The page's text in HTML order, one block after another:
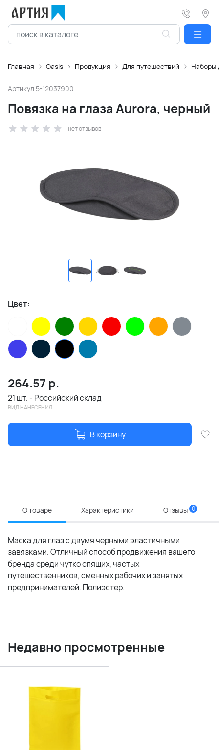
Главная Oasis Продукция Для путешествий Наборы
Артикул 5-12037900
Повязка на глаза Aurora, черный
нет отзывов
Цвет:
264.57 р.
21 шт. - Российский склад
ВИД НАНЕСЕНИЯ
В корзину
О товаре Характеристики Отзывы 0
Маска для глаз с двумя черными эластичными
завязками. Отличный способ продвижения вашего
бренда среди чутко спящих, частых
путешественников, сменных рабочих и занятых
предпринимателей. Полиэстер.
Недавно просмотренные